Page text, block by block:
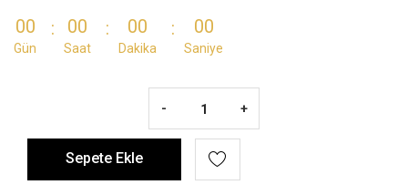
00
Gün
00
Saat
00
Dakika
00
Saniye
- +
Sepete Ekle